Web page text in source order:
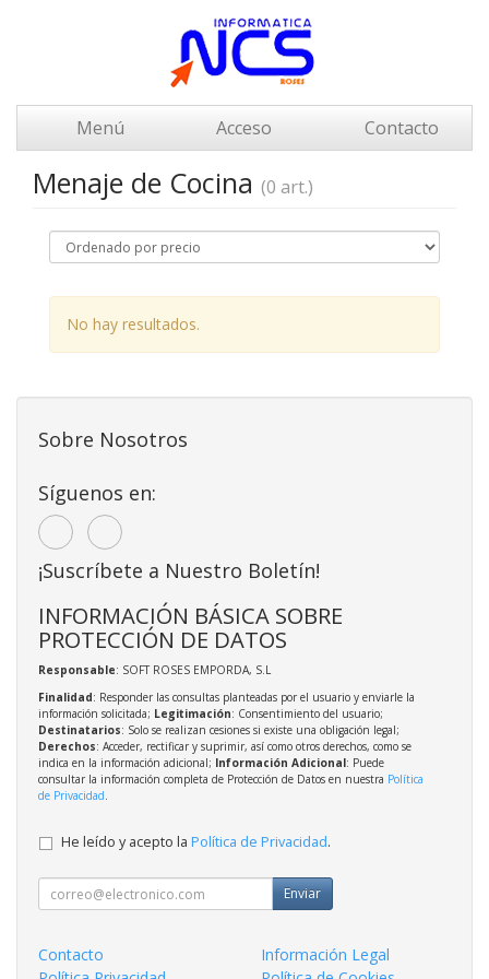
Menú Acceso Contacto
Menaje de Cocina (0 art.)
No hay resultados.
Sobre Nosotros
Síguenos en:
¡Suscríbete a Nuestro Boletín!
INFORMACIÓN BÁSICA SOBRE
PROTECCIÓN DE DATOS
Responsable: SOFT ROSES EMPORDA, S.L
Finalidad: Responder las consultas planteadas por el usuario y enviarle la
información solicitada; Legitimación: Consentimiento del usuario;
Destinatarios: Solo se realizan cesiones si existe una obligación legal;
Derechos: Acceder, rectificar y suprimir, así como otros derechos, como se
indica en la información adicional; Información Adicional: Puede
consultar la información completa de Protección de Datos en nuestra Política
de Privacidad.
He leído y acepto la Política de Privacidad.
Enviar
Contacto
Información Legal